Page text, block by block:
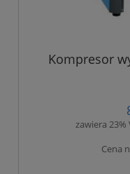
Kompresor
zawiera
Cena